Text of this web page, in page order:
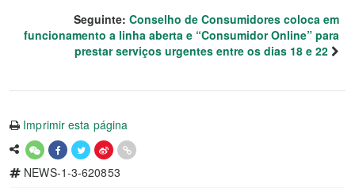
Seguinte: Conselho de Consumidores coloca em
funcionamento a linha aberta e “Consumidor Online” para
prestar serviços urgentes entre os dias 18 e 22
Imprimir esta página
NEWS-1-3-620853